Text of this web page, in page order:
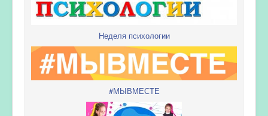
Неделя психологии
#МЫВМЕСТЕ